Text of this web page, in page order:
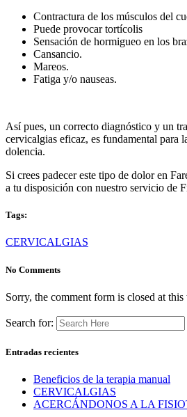
Contractura de los músculos del
Puede provocar tortícolis
Sensación de hormigueo en los
Cansancio.
Mareos.
Fatiga y/o nauseas.
Así pues, un correcto diagnóstico y un
cervicalgias eficaz, es fundamental para
dolencia.
Si crees padecer este tipo de dolor en
a tu disposición con nuestro servicio de
Tags:
CERVICALGIAS
No Comments
Sorry, the comment form is closed at this
Search for:
Entradas recientes
Beneficios de la terapia manual
CERVICALGIAS
ACERCÁNDONOS A LA